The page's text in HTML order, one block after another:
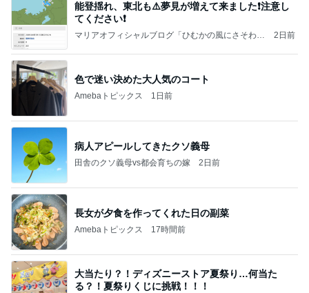
能登揺れ、東北も⚠️夢見が増えて来ました❗️注意し
てください❗️
マリアオフィシャルブログ「ひむかの風にさそわれ
2日前
色で迷い決めた大人気のコート
Amebaトピックス 1日前
病人アピールしてきたクソ義母
田舎のクソ義母vs都会育ちの嫁 2日前
長女が夕食を作ってくれた日の副菜
Amebaトピックス 17時間前
大当たり？！ディズニーストア夏祭り…何当た
る？！夏祭りくじに挑戦！！！